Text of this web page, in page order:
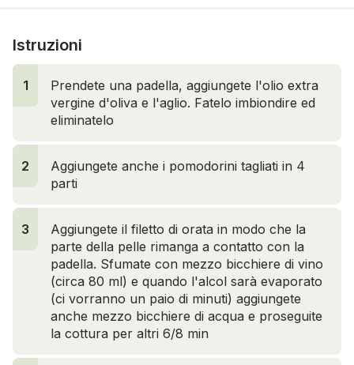
Istruzioni
1
Prendete una padella, aggiungete l'olio extra
vergine d'oliva e l'aglio. Fatelo imbiondire ed
eliminatelo
1
2
Aggiungete anche i pomodorini tagliati in 4
parti
3
Aggiungete il filetto di orata in modo che la
parte della pelle rimanga a contatto con la
padella. Sfumate con mezzo bicchiere di vino
(circa 80 ml) e quando l'alcol sarà evaporato
(ci vorranno un paio di minuti) aggiungete
anche mezzo bicchiere di acqua e proseguite
la cottura per altri 6/8 min